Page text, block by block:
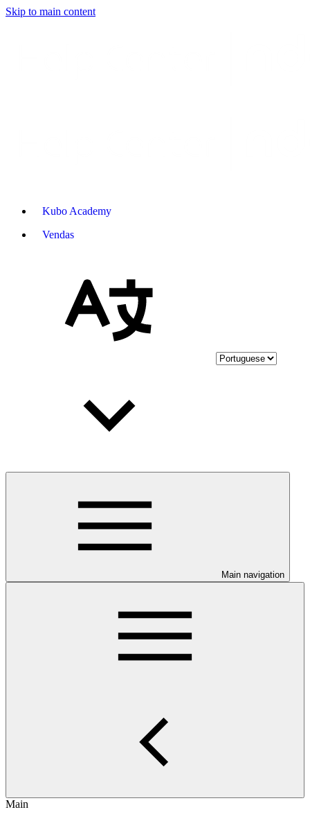
Skip to main content
Kubo Academy
Vendas
Main navigation
Main